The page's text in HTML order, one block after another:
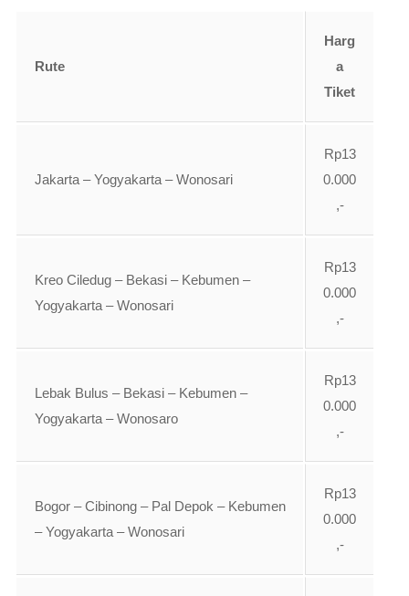
Rute
Harg
a
Tiket
Jakarta – Yogyakarta – Wonosari
Rp13
0.000
,-
Kreo Ciledug – Bekasi – Kebumen –
Yogyakarta – Wonosari
Rp13
0.000
,-
Lebak Bulus – Bekasi – Kebumen –
Yogyakarta – Wonosaro
Rp13
0.000
,-
Bogor – Cibinong – Pal Depok – Kebumen
– Yogyakarta – Wonosari
Rp13
0.000
,-